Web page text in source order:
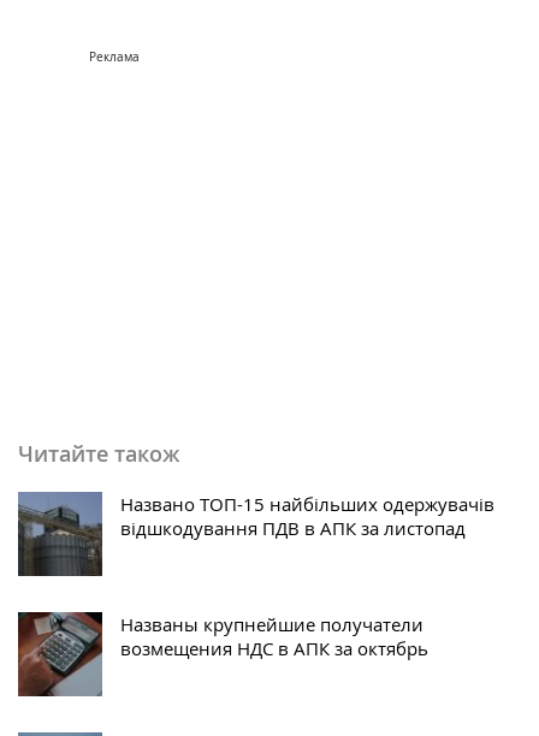
Реклама
Читайте також
Названо ТОП-15 найбільших одержувачів
відшкодування ПДВ в АПК за листопад
Названы крупнейшие получатели
возмещения НДС в АПК за октябрь